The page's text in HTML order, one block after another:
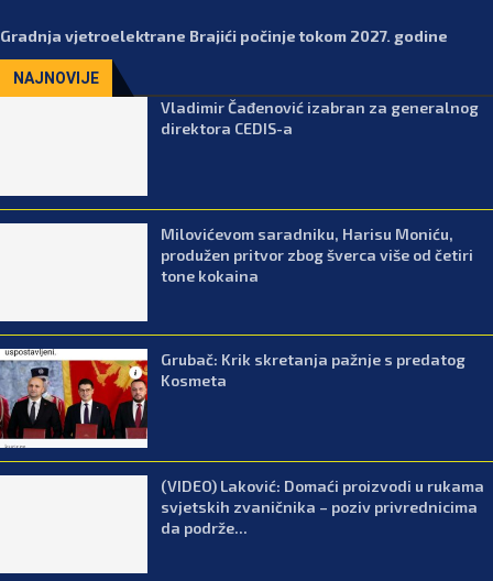
Gradnja vjetroelektrane Brajići počinje tokom 2027. godine
NAJNOVIJE
Vladimir Čađenović izabran za generalnog
direktora CEDIS-a
Milovićevom saradniku, Harisu Moniću,
produžen pritvor zbog šverca više od četiri
tone kokaina
Grubač: Krik skretanja pažnje s predatog
Kosmeta
(VIDEO) Laković: Domaći proizvodi u rukama
svjetskih zvaničnika – poziv privrednicima
da podrže...